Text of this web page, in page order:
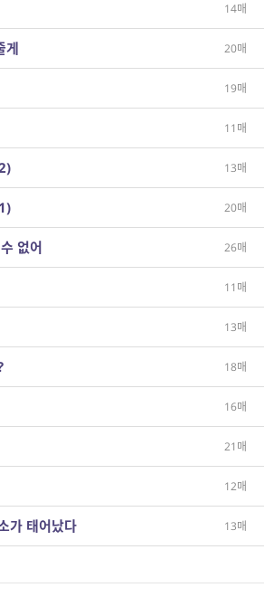
14매
게 20매
19매
11매
13매
20매
없어 26매
11매
13매
18매
16매
21매
12매
가 태어났다 13매